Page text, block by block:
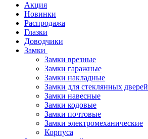
Акция
Новинки
Распродажа
Глазки
Доводчики
Замки
Замки врезные
Замки гаражные
Замки накладные
Замки для стеклянных дверей
Замки навесные
Замки кодовые
Замки почтовые
Замки электромеханические
Корпуса